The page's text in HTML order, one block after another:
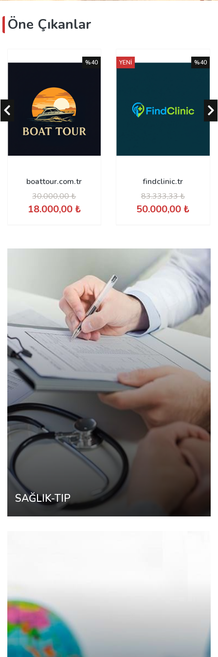
Öne Çıkanlar
findclinic.tr
83.333,33 ₺
50.000,00 ₺
%40
YENİ
lists.tr
80.833,33 ₺
48.500,00 ₺
%40
SAĞLIK-TIP